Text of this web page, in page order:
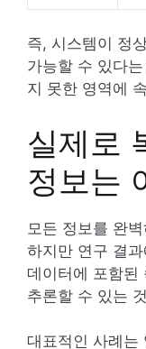
즉, 시스템이 정
가능할 수 있다
지 못한 영역에
실제로
정보는
모든 정보를 완
하지만 연구 결
데이터에 포함된
추론할 수 있는
대표적인 사례는